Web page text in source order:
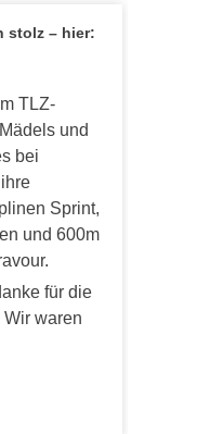
stolz – hier:
TLZ-
und
bei
Sprint,
und 600m
für die
waren